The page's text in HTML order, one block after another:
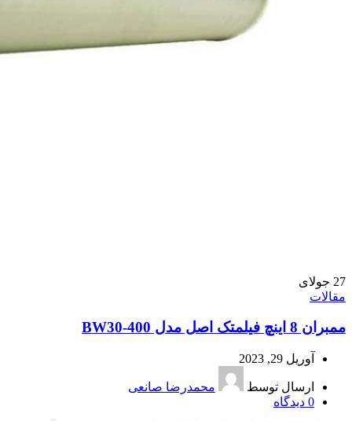
27 جولای
مقالات
ممبران 8 اینچ فیلمتک اصل مدل BW30-400
آوریل 29, 2023
ارسال توسط
محمدرضا صانعی
0 دیدگاه